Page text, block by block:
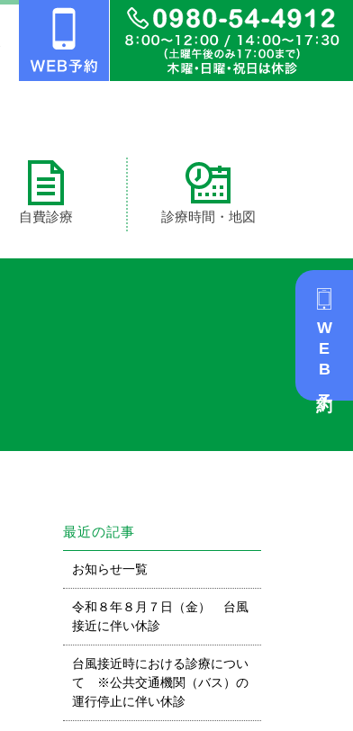
自費診療 診療時間・地図
WEB予約
最近の記事
お知らせ一覧
令和８年８月７日（金） 台風
接近に伴い休診
台風接近時における診療につい
て ※公共交通機関（バス）の
運行停止に伴い休診